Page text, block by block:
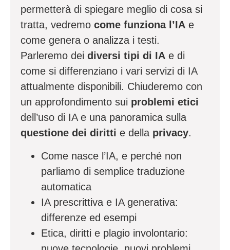
permetterà di spiegare meglio di cosa si
tratta, vedremo come funziona l’IA e
come genera o analizza i testi.
Parleremo dei diversi tipi di IA e di
come si differenziano i vari servizi di IA
attualmente disponibili. Chiuderemo con
un approfondimento sui problemi etici
dell’uso di IA e una panoramica sulla
questione dei diritti e della privacy.
Come nasce l’IA, e perché non
parliamo di semplice traduzione
automatica
IA prescrittiva e IA generativa:
differenze ed esempi
Etica, diritti e plagio involontario: